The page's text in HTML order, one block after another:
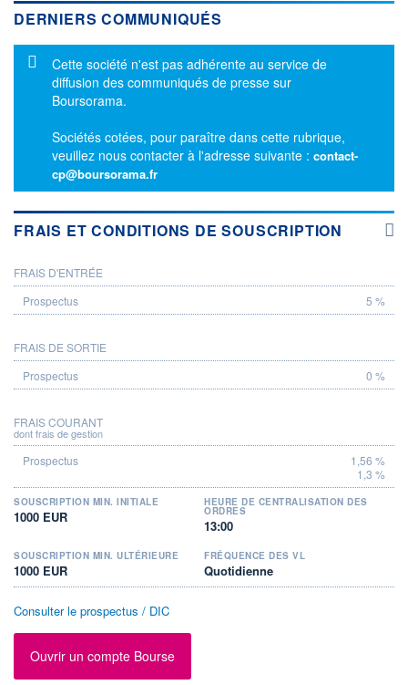
DERNIERS COMMUNIQUÉS
Message d'information
Cette société n'est pas adhérente au service de
diffusion des communiqués de presse sur
Boursorama.
Sociétés cotées, pour paraître dans cette rubrique,
veuillez nous contacter à l'adresse suivante : contact-
cp@boursorama.fr
FRAIS ET CONDITIONS DE SOUSCRIPTION
PROSPECTUS
FRAIS D'ENTRÉE
5 %
FRAIS DE SORTIE
0 %
FRAIS COURANT
dont frais de gestion
1,56 %
1,3 %
SOUSCRIPTION MIN. INITIALE
1000 EUR
HEURE DE CENTRALISATION DES
ORDRES
13:00
SOUSCRIPTION MIN. ULTÉRIEURE
1000 EUR
FRÉQUENCE DES VL
Quotidienne
Consulter le prospectus / DIC
Ouvrir un compte Bourse